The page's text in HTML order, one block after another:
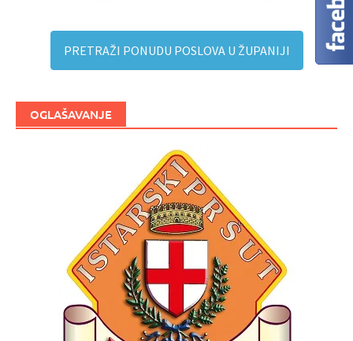
PRETRAŽI PONUDU POSLOVA U ŽUPANIJI
OGLAŠAVANJE